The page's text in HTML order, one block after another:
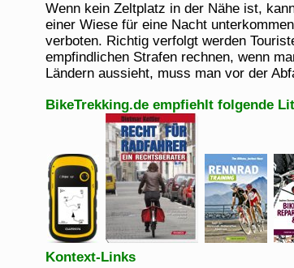
Wenn kein Zeltplatz in der Nähe ist,
einer Wiese für eine Nacht
verboten. Richtig verfolgt werden
empfindlichen Strafen rechnen, wenn
Ländern aussieht, muss man vor der
BikeTrekking.de empfiehlt folgende
Kontext-Links